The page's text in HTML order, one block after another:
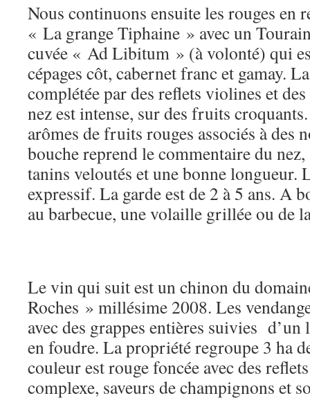
Nous continuons ensuite les rouges en
« La grange Tiphaine » avec un
cuvée « Ad Libitum » (à volonté) qui
cépages côt, cabernet franc et gamay.
complétée par des reflets violines et
nez est intense, sur des fruits
arômes de fruits rouges associés à des
bouche reprend le commentaire du
tanins veloutés et une bonne longueur.
expressif. La garde est de 2 à 5 ans. A
au barbecue, une volaille grillée ou de
Le vin qui suit est un chinon du
Roches » millésime 2008. Les
avec des grappes entières suivies d’un
en foudre. La propriété regroupe 3 ha
couleur est rouge foncée avec des
complexe, saveurs de champignons et